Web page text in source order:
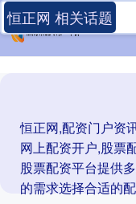
恒正网,配资门户资
网上配资开户,股票
股票配资平台提供
的需求选择合适的配
恒正网 相关话题